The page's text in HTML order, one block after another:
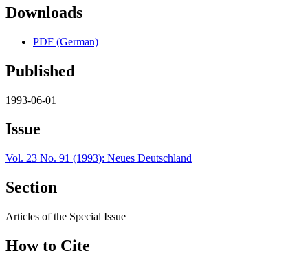
Downloads
PDF (German)
Published
1993-06-01
Issue
Vol. 23 No. 91 (1993): Neues Deutschland
Section
Articles of the Special Issue
How to Cite